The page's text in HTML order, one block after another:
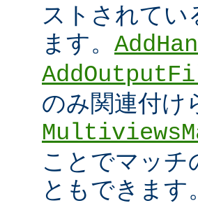
ストされてい
ます。
のみ関連付け
ことでマッチ
ともできます。